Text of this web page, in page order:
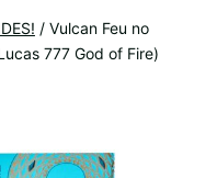
/ Vulcan Feu no
777 God of Fire)